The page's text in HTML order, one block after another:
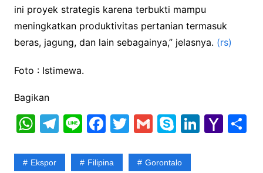
ini proyek strategis karena terbukti mampu
meningkatkan produktivitas pertanian termasuk
beras, jagung, dan lain sebagainya,” jelasnya. (rs)
Foto : Istimewa.
Bagikan
W
at
T
e
Li
e
F
c
T
itt
G
ai
S
y
Li Y S
Ekspor Filipina Gorontalo